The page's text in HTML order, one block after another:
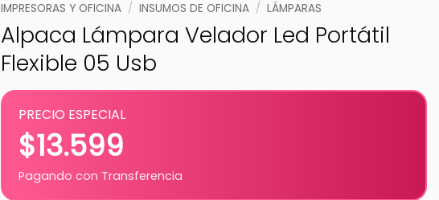
IMPRESORAS Y OFICINA / INSUMOS DE OFICINA / LÁMPARAS
Alpaca Lámpara Velador Led Portátil
Flexible 05 Usb
PRECIO ESPECIAL
$13.599
Pagando con Transferencia